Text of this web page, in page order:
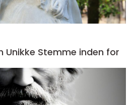
Unikke Stemme inden for